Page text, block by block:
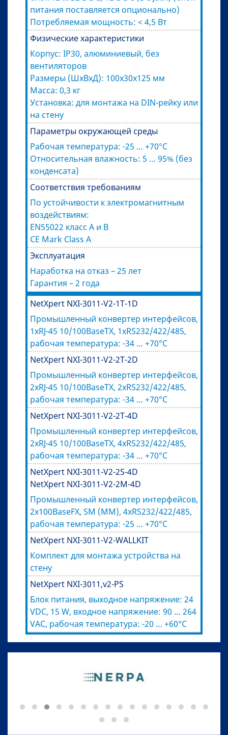
питания поставляется опционально)
Потребляемая мощность: < 4,5 Вт
Физические характеристики
Корпус: IP30, алюминиевый, без
вентиляторов
Размеры (ШxВxД): 100x30x125 мм
Масса: 0,3 кг
Установка: для монтажа на DIN-рейку или
на стену
Параметры окружающей среды
Рабочая температура: -25 … +70°C
Относительная влажность: 5 … 95% (без
конденсата)
Соответствия требованиям
По устойчивости к электромагнитным
воздействиям:
EN55022 класс А и В
CE Mark Class A
Эксплуатация
Наработка на отказ – 25 лет
Гарантия – 2 года
NetXpert NXI-3011-V2-1T-1D
Промышленный конвертер интерфейсов,
1хRJ-45 10/100BaseTX, 1хRS232/422/485,
рабочая температура: -34 … +70°C
NetXpert NXI-3011-V2-2T-2D
Промышленный конвертер интерфейсов,
2хRJ-45 10/100BaseTX, 2хRS232/422/485,
рабочая температура: -34 … +70°C
NetXpert NXI-3011-V2-2T-4D
Промышленный конвертер интерфейсов,
2хRJ-45 10/100BaseTX, 4хRS232/422/485,
рабочая температура: -34 … +70°C
NetXpert NXI-3011-V2-2S-4D
NetXpert NXI-3011-V2-2M-4D
Промышленный конвертер интерфейсов,
2х100BaseFX, SM (MM), 4хRS232/422/485,
рабочая температура: -25 … +70°C
NetXpert NXI-3011-V2-WALLKIT
Комплект для монтажа устройства на
стену
NetXpert NXI-3011,v2-PS
Блок питания, выходное напряжение: 24
VDC, 15 W, входное напряжение: 90 … 264
VAC, рабочая температура: -20 … +60°C